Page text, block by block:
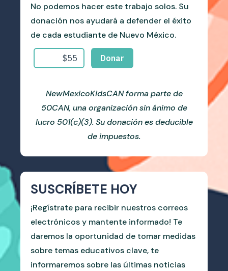
No podemos hacer este trabajo solos. Su
donación nos ayudará a defender el éxito
de cada estudiante de Nuevo México.
NewMexicoKidsCAN forma parte de
50CAN, una organización sin ánimo de
lucro 501(c)(3). Su donación es deducible
de impuestos.
SUSCRÍBETE HOY
¡Regístrate para recibir nuestros correos
electrónicos y mantente informado! Te
daremos la oportunidad de tomar medidas
sobre temas educativos clave, te
informaremos sobre las últimas noticias